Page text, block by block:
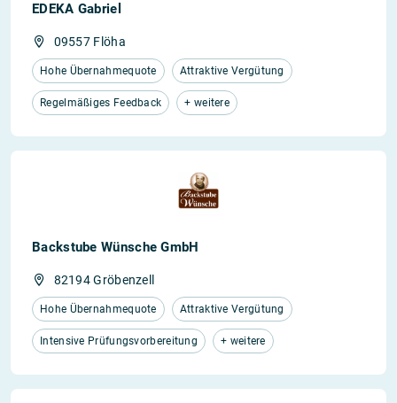
EDEKA Gabriel
09557 Flöha
Hohe Übernahmequote Attraktive Vergütung
Regelmäßiges Feedback + weitere
Backstube Wünsche GmbH
82194 Gröbenzell
Hohe Übernahmequote Attraktive Vergütung
Intensive Prüfungsvorbereitung + weitere